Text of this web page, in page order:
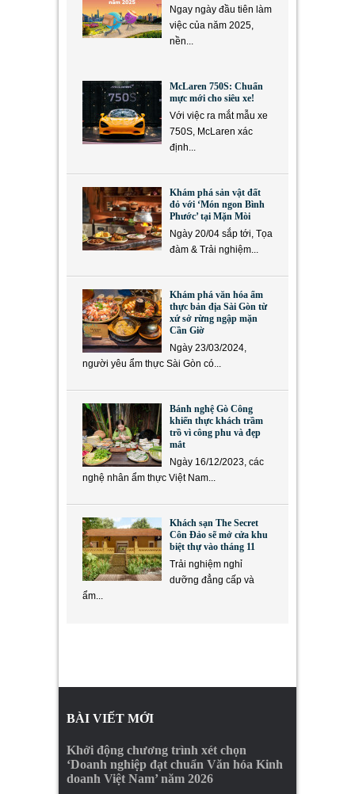
Ngay ngày đầu tiên làm
việc của năm 2025,
nền...
McLaren 750S: Chuẩn
mực mới cho siêu xe!
Với việc ra mắt mẫu xe
750S, McLaren xác
định...
Khám phá sản vật đất
đỏ với ‘Món ngon Bình
Phước’ tại Mặn Mòi
Ngày 20/04 sắp tới, Tọa
đàm & Trải nghiệm...
Khám phá văn hóa ẩm
thực bản địa Sài Gòn từ
xứ sở rừng ngập mặn
Cần Giờ
Ngày 23/03/2024,
người yêu ẩm thực Sài Gòn có...
Bánh nghệ Gò Công
khiến thực khách trầm
trồ vì công phu và đẹp
mắt
Ngày 16/12/2023, các
nghệ nhân ẩm thực Việt Nam...
Khách sạn The Secret
Côn Đảo sẽ mở cửa khu
biệt thự vào tháng 11
Trải nghiệm nghỉ
dưỡng đẳng cấp và
ẩm...
BÀI VIẾT MỚI
Khởi động chương trình xét chọn
‘Doanh nghiệp đạt chuẩn Văn hóa Kinh
doanh Việt Nam’ năm 2026